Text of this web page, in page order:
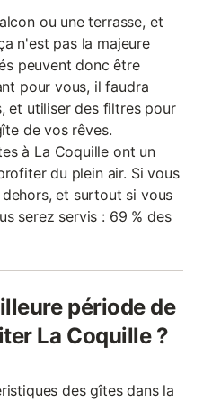
ou une terrasse, et
n'est pas la majeure
peuvent donc être
pour vous, il faudra
et utiliser des filtres pour
de vos rêves.
à La Coquille ont un
du plein air. Si vous
et surtout si vous
serez servis : 69 % des
période de
La Coquille ?
des gîtes dans la